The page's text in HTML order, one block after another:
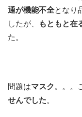
通が機能不全となり
したが、
もともと在
た。
問題はマスク 。。。
せんでした。